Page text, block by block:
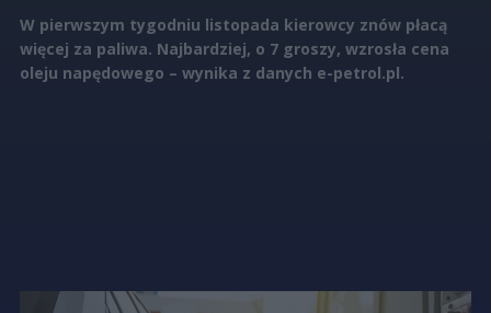
W pierwszym tygodniu listopada kierowcy znów płacą
więcej za paliwa. Najbardziej, o 7 groszy, wzrosła cena
oleju napędowego – wynika z danych e-petrol.pl.